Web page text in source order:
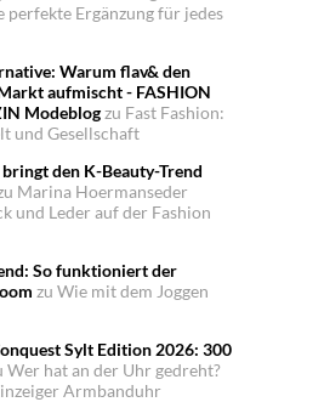
perfekte Ergänzung für jedes
Warum flav& den
aufmischt - FASHION
Modeblogzu Fast Fashion:
und Gesellschaft
bringt den K-Beauty-Trend
Marina Hoermanseder
und Leder auf der Fashion
So funktioniert der
zu Wie mit dem Joggen
Sylt Edition 2026: 300
Wer hat an der Uhr gedreht?
Armbanduhr